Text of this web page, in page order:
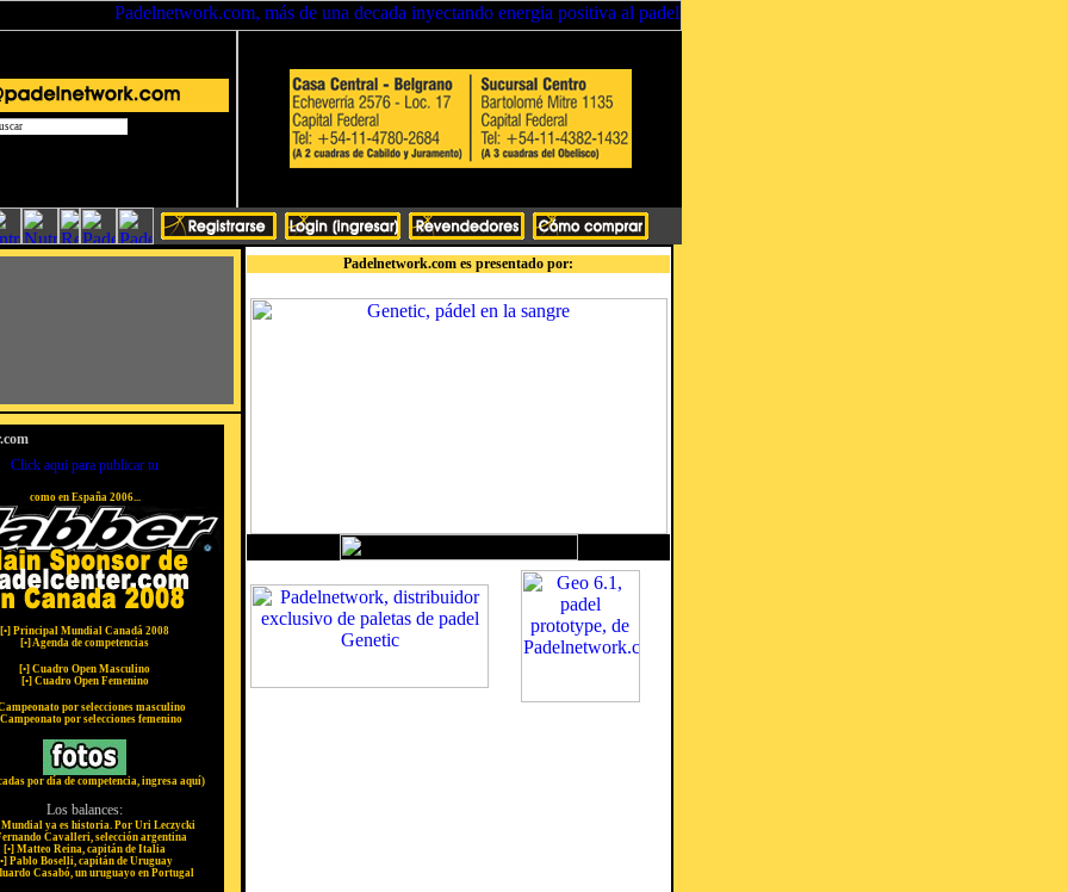
como en España 2006...
[•] Principal Mundial Canadá 2008
[•] Agenda de competencias
[•] Cuadro Open Masculino
[•] Cuadro Open Femenino
por selecciones masculino
por selecciones femenino
por día de competencia, ingresa aquí)
Los balances:
ya es historia. Por Uri Leczycki
Cavalleri, selección argentina
[•] Matteo Reina, capitán de Italia
•] Pablo Boselli, capitán de Uruguay
Casabó, un uruguayo en Portugal
Padelnetwork.com es presentado por: